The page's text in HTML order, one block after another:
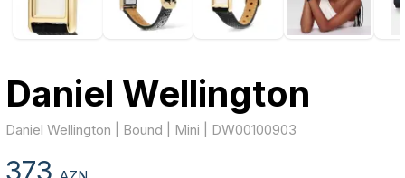
Daniel Wellington
Daniel Wellington | Bound | Mini | DW00100903
373